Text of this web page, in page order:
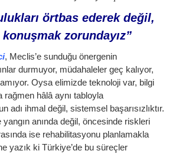
örtbas ederek değil,
zorundayız”
, Meclis’e sunduğu önergenin
durmuyor, müdahaleler geç kalıyor,
Oysa elimizde teknoloji var, bilgi
rağmen hâlâ aynı tabloyla
adı ihmal değil, sistemsel başarısızlıktır.
anında değil, öncesinde riskleri
ise rehabilitasyonu planlamakla
yazık ki Türkiye’de bu süreçler